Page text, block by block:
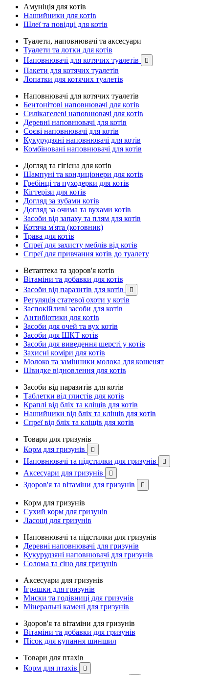
Амуніція для котів
Нашийники для котів
Шлеї та повідці для котів
Туалети, наповнювачі та аксесуари
Туалети та лотки для котів
Наповнювачі для котячих туалетів

Пакети для котячих туалетів
Лопатки для котячих туалетів
Наповнювачі для котячих туалетів
Бентонітові наповнювачі для котів
Силікагелеві наповнювачі для котів
Деревні наповнювачі для котів
Соєві наповнювачі для котів
Кукурудзяні наповнювачі для котів
Комбіновані наповнювачі для котів
Догляд та гігієна для котів
Шампуні та кондиціонери для котів
Гребінці та пуходерки для котів
Кігтерізи для котів
Догляд за зубами котів
Догляд за очима та вухами котів
Засоби від запаху та плям для котів
Котяча м'ята (котовник)
Трава для котів
Спреї для захисту меблів від котів
Спреї для привчання котів до туалету
Ветаптека та здоров'я котів
Вітаміни та добавки для котів
Засоби від паразитів для котів

Регуляція статевої охоти у котів
Заспокійливі засоби для котів
Антибіотики для котів
Засоби для очей та вух котів
Засоби для ШКТ котів
Засоби для виведення шерсті у котів
Захисні коміри для котів
Молоко та замінники молока для кошенят
Швидке відновлення для котів
Засоби від паразитів для котів
Таблетки від глистів для котів
Краплі від бліх та кліщів для котів
Нашийники від бліх та кліщів для котів
Спреї від бліх та кліщів для котів
Товари для гризунів
Корм для гризунів

Наповнювачі та підстилки для гризунів 
Аксесуари для гризунів 
Здоров'я та вітаміни для гризунів 
Корм для гризунів
Сухий корм для гризунів
Ласощі для гризунів
Наповнювачі та підстилки для гризунів
Деревні наповнювачі для гризунів
Кукурудзяні наповнювачі для гризунів
Солома та сіно для гризунів
Аксесуари для гризунів
Іграшки для гризунів
Миски та годівниці для гризунів
Мінеральні камені для гризунів
Здоров'я та вітаміни для гризунів
Вітаміни та добавки для гризунів
Пісок для купання шиншил
Товари для птахів
Корм для птахів
